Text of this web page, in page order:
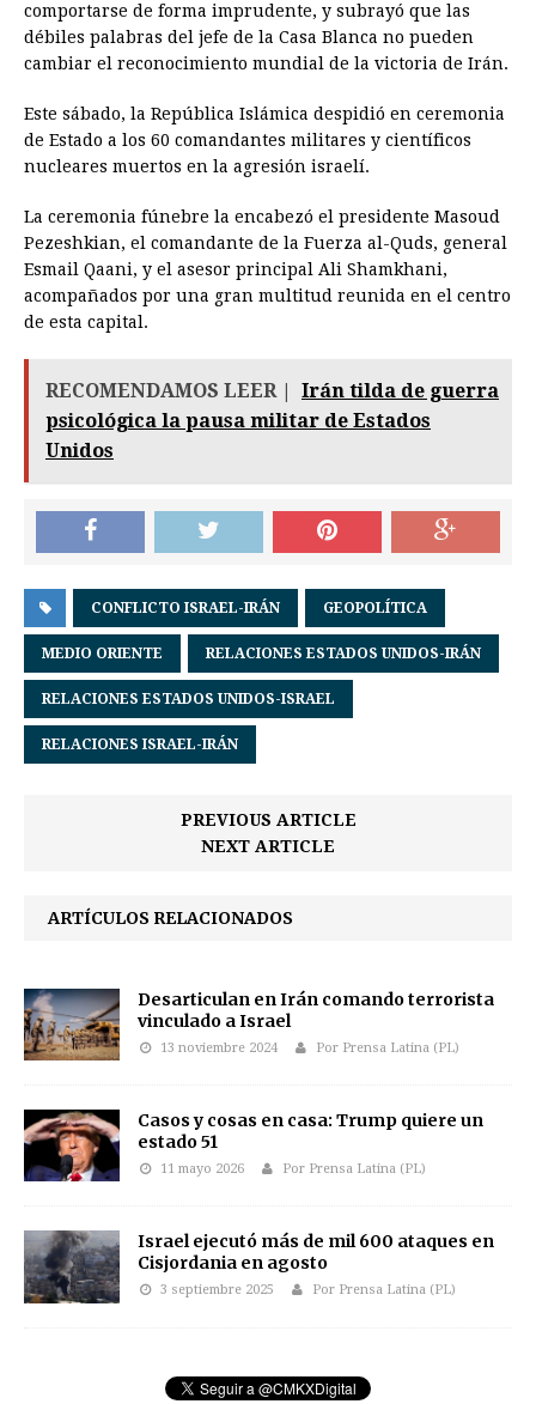
comportarse de forma imprudente, y subrayó que las
débiles palabras del jefe de la Casa Blanca no pueden
cambiar el reconocimiento mundial de la victoria de Irán.
Este sábado, la República Islámica despidió en ceremonia
de Estado a los 60 comandantes militares y científicos
nucleares muertos en la agresión israelí.
La ceremonia fúnebre la encabezó el presidente Masoud
Pezeshkian, el comandante de la Fuerza al-Quds, general
Esmail Qaani, y el asesor principal Ali Shamkhani,
acompañados por una gran multitud reunida en el centro
de esta capital.
RECOMENDAMOS LEER |
Irán tilda de guerra
psicológica la pausa militar de Estados
Unidos
CONFLICTO ISRAEL-IRÁN GEOPOLÍTICA
MEDIO ORIENTE RELACIONES ESTADOS UNIDOS-IRÁN
RELACIONES ESTADOS UNIDOS-ISRAEL
RELACIONES ISRAEL-IRÁN
PREVIOUS ARTICLE
NEXT ARTICLE
ARTÍCULOS RELACIONADOS
Desarticulan en Irán comando terrorista
vinculado a Israel
13 noviembre 2024 Por Prensa Latina (PL)
Casos y cosas en casa: Trump quiere un
estado 51
11 mayo 2026 Por Prensa Latina (PL)
Israel ejecutó más de mil 600 ataques en
Cisjordania en agosto
3 septiembre 2025 Por Prensa Latina (PL)